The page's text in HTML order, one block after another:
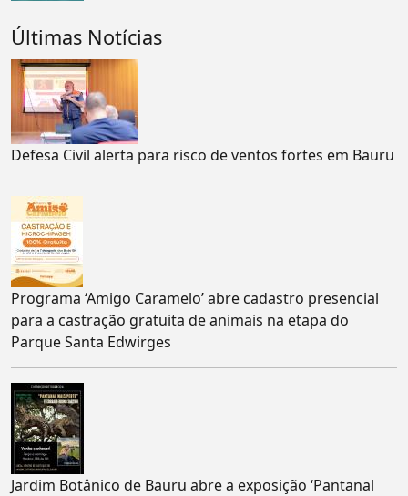
Últimas Notícias
Defesa Civil alerta para risco de ventos fortes em Bauru
Programa ‘Amigo Caramelo’ abre cadastro presencial
para a castração gratuita de animais na etapa do
Parque Santa Edwirges
Jardim Botânico de Bauru abre a exposição ‘Pantanal